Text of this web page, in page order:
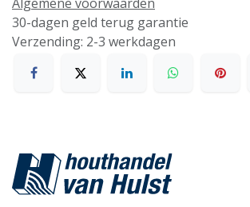
30-dagen geld terug garantie
Verzending: 2-3 werkdagen